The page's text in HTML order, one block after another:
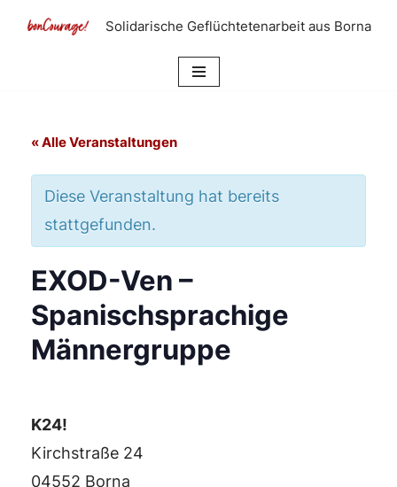
Solidarische Geflüchtetenarbeit aus Borna
« Alle Veranstaltungen
Diese Veranstaltung hat bereits
stattgefunden.
EXOD-Ven –
Spanischsprachige
Männergruppe
K24!
Kirchstraße 24
04552 Borna